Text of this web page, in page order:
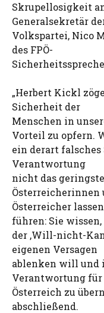
Skrupellosigkeit
Generalsekretär
Volkspartei, Nico
des FPÖ-
„Herbert Kickl
Sicherheit der
Menschen in
Vorteil zu opfern.
ein derart
Verantwortung
nicht das
Österreicherinnen
Österreicher
führen: Sie wissen,
der ,Will-nicht-
eigenen Versagen
ablenken will und
Verantwortung für
Österreich zu
abschließend.